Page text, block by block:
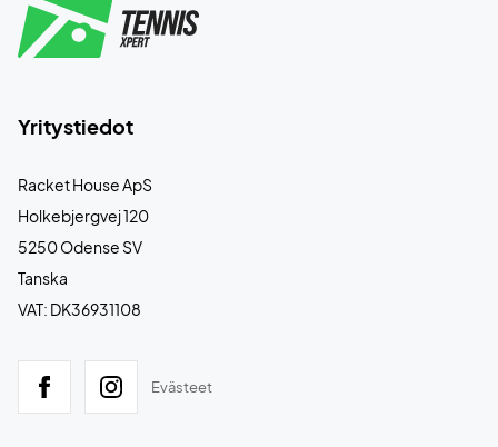
Yritystiedot
Racket House ApS
Holkebjergvej 120
5250 Odense SV
Tanska
VAT: DK36931108
Evästeet